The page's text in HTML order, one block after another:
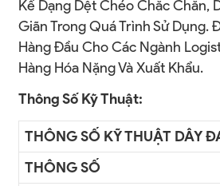
Kế Dạng Dệt Chéo Chắc Chắn,
Giãn Trong Quá Trình Sử Dụng.
Hàng Đầu Cho Các Ngành
Hàng Hóa Nặng Và Xuất Khẩu.
Thông Số Kỹ Thuật:
THÔNG SỐ KỸ THUẬT DÂY
THÔNG SỐ